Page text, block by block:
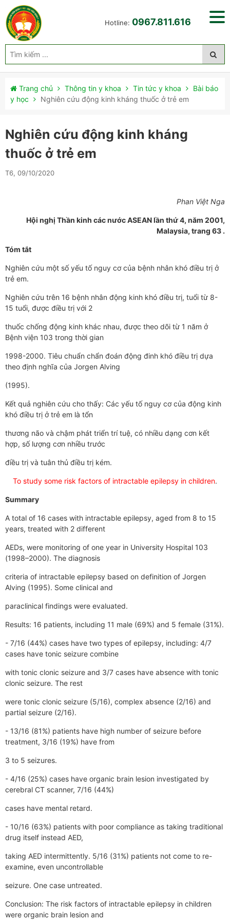
Hotline: 0967.811.616
Trang chủ Thông tin y khoa Tin tức y khoa
Bài báo
y học
Nghiên cứu động kinh kháng thuốc ở trẻ em
Nghiên cứu động kinh kháng
thuốc ở trẻ em
T6, 09/10/2020
Phan Việt Nga
Hội nghị Thần kinh các nước ASEAN lần thứ 4, năm 2001,
Malaysia, trang 63 .
Tóm tắt
Nghiên cứu một số yếu tố nguy cơ của bệnh nhân khó điều trị ở
trẻ em.
Nghiên cứu trên 16 bệnh nhân động kinh khó điều trị, tuổi từ 8-
15 tuổi, được điều trị với 2
thuốc chống động kinh khác nhau, được theo dõi từ 1 năm ở
Bệnh viện 103 trong thời gian
1998-2000. Tiêu chuẩn chẩn đoán động đinh khó điều trị dựa
theo định nghĩa của Jorgen Alving
(1995).
Kết quả nghiên cứu cho thấy: Các yếu tố nguy cơ của động kinh
khó điều trị ở trẻ em là tổn
thương não và chậm phát triển trí tuệ, có nhiều dạng cơn kết
hợp, số lượng cơn nhiều trước
điều trị và tuân thủ điều trị kém.
To study some risk factors of intractable epilepsy in children.
Summary
A total of 16 cases with intractable epilepsy, aged from 8 to 15
years, treated with 2 different
AEDs, were monitoring of one year in University Hospital 103
(1998–2000). The diagnosis
criteria of intractable epilepsy based on definition of Jorgen
Alving (1995). Some clinical and
paraclinical findings were evaluated.
Results: 16 patients, including 11 male (69%) and 5 female (31%).
- 7/16 (44%) cases have two types of epilepsy, including: 4/7
cases have tonic seizure combine
with tonic clonic seizure and 3/7 cases have absence with tonic
clonic seizure. The rest
were tonic clonic seizure (5/16), complex absence (2/16) and
partial seizure (2/16).
- 13/16 (81%) patients have high number of seizure before
treatment, 3/16 (19%) have from
3 to 5 seizures.
- 4/16 (25%) cases have organic brain lesion investigated by
cerebral CT scanner, 7/16 (44%)
cases have mental retard.
- 10/16 (63%) patients with poor compliance as taking traditional
drug itself instead AED,
taking AED intermittently. 5/16 (31%) patients not come to re-
examine, even uncontrollable
seizure. One case untreated.
Conclusion: The risk factors of intractable epilepsy in children
were organic brain lesion and